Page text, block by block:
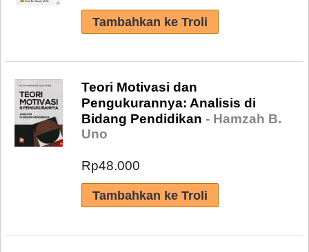
Teori Motivasi dan
Pengukurannya: Analisis di
Bidang Pendidikan - Hamzah B.
Uno
Rp48.000